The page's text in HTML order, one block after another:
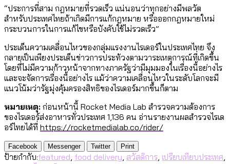
“ประการที่สาม กฎหมายที่รวดเร็ว แน่นอนว่าทุกอย่างมีพลวัต
สำหรับประเทศไทยถ้าเกิดมีการแก้กฎหมาย หรือออกกฎหมายใหม่
กระบวนการในการแก้ไขหรือบังคับใช้ไม่รวดเร็ว”
ประเด็นความเคลื่อนไหวของกลุ่มแรงงานไรเดอร์ในประเทศไทย จึง
กลายเป็นเพียงประเด็นข่าวการประท้วงตามวาระเหตุการณ์ที่เกิดขึ้น
โดยที่ไม่มีความก้าวหน้าจากทางภาครัฐว่ามีมุมมองในเรื่องนี้อย่างไร
และจะจัดการเรื่องนี้อย่างไร แม้ว่าความเคลื่อนไหวในระดับโลกจะมี
แนวโน้มว่ารัฐมุ่งคุ้มครองสิทธิของไรเดอร์มากขึ้นก็ตาม
หมายเหตุ: ก่อนหน้านี้ Rocket Media Lab สำรวจความต้องการ
ของไรเดอร์ส่งอาหารทั่วประเทศ 1,136 คน อ่านรายงานผลสำรวจไรเด
อร์ไทยได้ที่ https://rocketmedialab.co/rider/
Facebook Messenger Twitter Print
ป้ายกำกับ:featured food delivery สวัสดิการ เปรียบเทียบประเทศ